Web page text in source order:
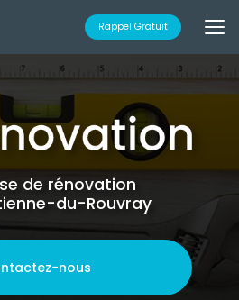
Rappel Gratuit
de rénovation
du-Rouvray
nous